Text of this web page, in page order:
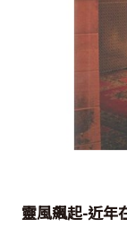
靈風飆起-近年